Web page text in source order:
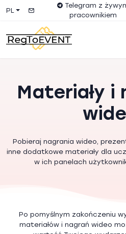
PL
Telegram z
pracownikiem
Materiały i
Pobieraj nagrania wideo,
inne dodatkowe materiały dla
w ich panelach
Po pomyślnym zakończeniu
materiałów i nagrań wideo